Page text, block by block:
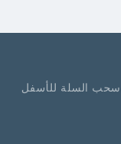
سحب السلة للأسفل